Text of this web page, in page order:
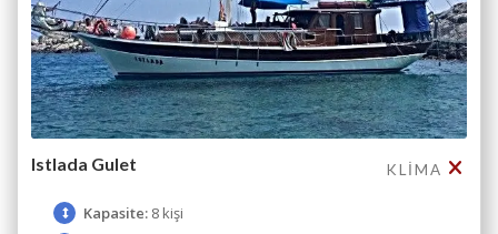
Istlada Gulet KLIMA
Kapasite: 8 kişi